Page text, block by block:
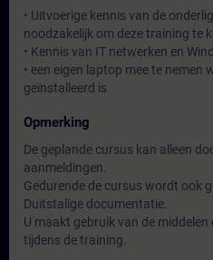
• Uitvoerige kennis van de
noodzakelijk om deze training te
• Kennis van IT netwerken en
• een eigen laptop mee te nemen
geïnstalleerd is
Opmerking
De geplande cursus kan alleen
aanmeldingen.
Gedurende de cursus wordt ook
Duitstalige documentatie.
U maakt gebruik van de
tijdens de training.